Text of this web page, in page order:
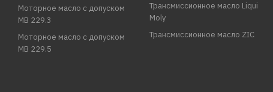
Моторное масло с допуском
MB 229.3
Моторное масло с допуском
MB 229.5
Трансмиссионное масло Liqui
Moly
Трансмиссионное масло ZIC